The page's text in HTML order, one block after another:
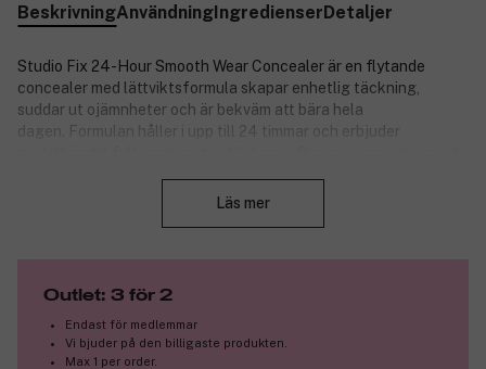
BeskrivningAnvändningIngredienserDetaljer
Studio Fix 24-Hour Smooth Wear Concealer är en flytande
concealer med lättviktsformula skapar enhetlig täckning,
suddar ut ojämnheter och är bekväm att bära hela
Formulan håller i upp till 24 timmar och erbjuder
valfritt område med den lilla skumgummiapplikatorn, vilket gör
Produktnummer:3203846
Läs mer
Outlet: 3 för 2
Endast för medlemmar
Vi bjuder på den billigaste produkten.
Max 1 per order.